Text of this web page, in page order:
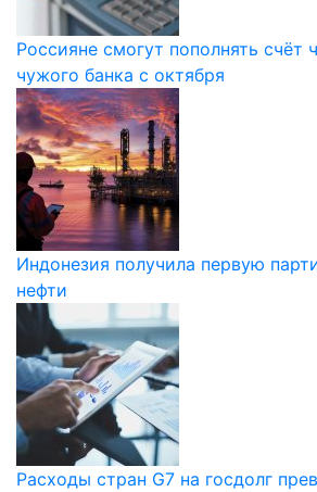
Россияне смогут пополнять счёт
чужого банка с октября
Индонезия получила первую
нефти
Расходы стран G7 на госдолг